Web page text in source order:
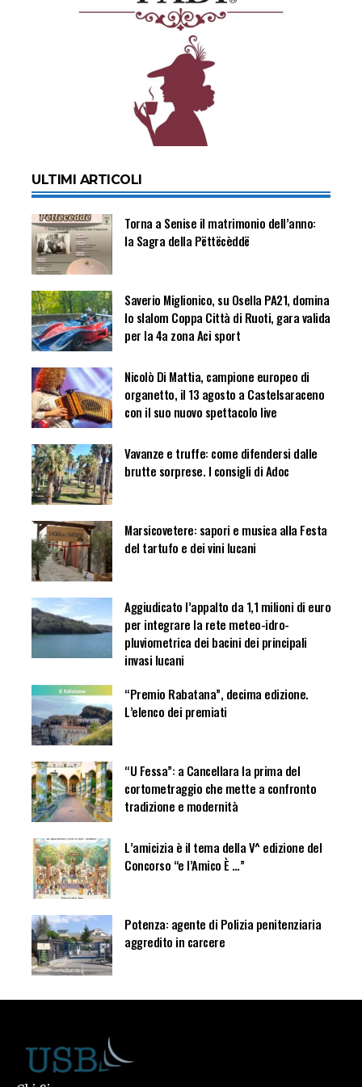
ULTIMI ARTICOLI
Torna a Senise il matrimonio dell’anno:
la Sagra della Pëttëcèddë
Saverio Miglionico, su Osella PA21, domina
lo slalom Coppa Città di Ruoti, gara valida
per la 4a zona Aci sport
Nicolò Di Mattia, campione europeo di
organetto, il 13 agosto a Castelsaraceno
con il suo nuovo spettacolo live
Vavanze e truffe: come difendersi dalle
brutte sorprese. I consigli di Adoc
Marsicovetere: sapori e musica alla Festa
del tartufo e dei vini lucani
Aggiudicato l’appalto da 1,1 milioni di euro
per integrare la rete meteo-idro-
pluviometrica dei bacini dei principali
invasi lucani
“Premio Rabatana”, decima edizione.
L’elenco dei premiati
“U Fessa”: a Cancellara la prima del
cortometraggio che mette a confronto
tradizione e modernità
L’amicizia è il tema della V^ edizione del
Concorso “e l’Amico È …”
Potenza: agente di Polizia penitenziaria
aggredito in carcere